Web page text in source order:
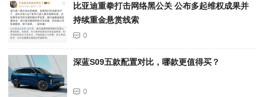
比亚迪重拳打击网络黑公关 公布多起维权成果并
持续重金悬赏线索
0
深蓝S09五款配置对比，哪款更值得买？
0